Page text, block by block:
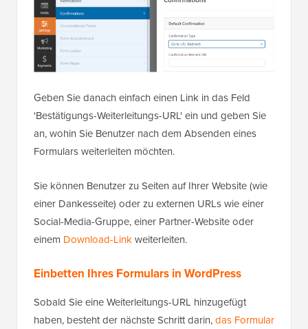
Geben Sie danach einfach einen Link in das Feld
'Bestätigungs-Weiterleitungs-URL' ein und geben Sie
an, wohin Sie Benutzer nach dem Absenden eines
Formulars weiterleiten möchten.
Sie können Benutzer zu Seiten auf Ihrer Website (wie
einer Dankesseite) oder zu externen URLs wie einer
Social-Media-Gruppe, einer Partner-Website oder
einem Download-Linkweiterleiten.
Einbetten Ihres Formulars in WordPress
Sobald Sie eine Weiterleitungs-URL hinzugefügt
haben, besteht der nächste Schritt darin,das Formular